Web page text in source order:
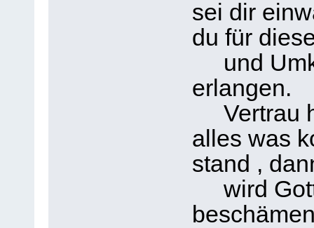
sei dir
du für
und
erlangen.
Vertrau
alles was
stand ,
wird Gott